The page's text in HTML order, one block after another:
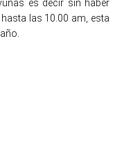
es decir sin haber
las 10.00 am, esta